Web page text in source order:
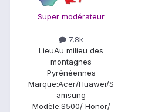
Super modérateur
7,8k
LieuAu milieu des
montagnes
Pyrénéennes
Marque:Acer/Huawei/S
amsung
Modèle:S500/ Honor/